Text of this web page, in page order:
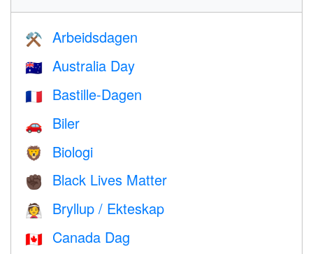
⚒️ Arbeidsdagen
🇦🇺 Australia Day
🇫🇷 Bastille-Dagen
🚗 Biler
🦁 Biologi
✊🏿 Black Lives Matter
👰 Bryllup / Ekteskap
🇨🇦 Canada Dag